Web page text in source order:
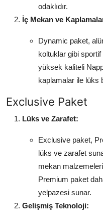
odaklıdır.
İç Mekan ve
Dynamic paket,
koltuklar gibi
yüksek kaliteli
kaplamalar ile lüks
Exclusive Paket
Lüks ve Zarafet:
Exclusive paket,
lüks ve zarafet
mekan
Premium paket
yelpazesi sunar.
Gelişmiş Teknoloji: